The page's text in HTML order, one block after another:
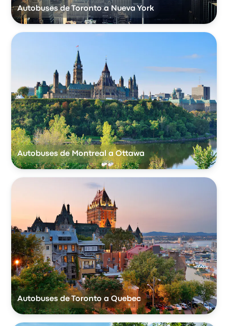
Autobuses de Toronto a Nueva York
Autobuses de Montreal a Ottawa
Autobuses de Toronto a Quebec